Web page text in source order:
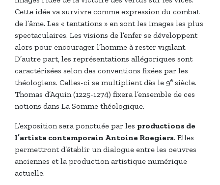
Cette idée va survivre comme expression du combat
de l’âme. Les « tentations » en sont les images les plus
spectaculaires. Les visions de l’enfer se développent
alors pour encourager l’homme à rester vigilant.
D’autre part, les représentations allégoriques sont
caractérisées selon des conventions fixées par les
théologiens. Celles-ci se multiplient dès le 9e siècle.
Thomas d’Aquin (1225-1274) fixera l’ensemble de ces
notions dans La Somme théologique.
L’exposition sera ponctuée par les productions de
l’artiste contemporain Antoine Roegiers. Elles
permettront d’établir un dialogue entre les oeuvres
anciennes et la production artistique numérique
actuelle.